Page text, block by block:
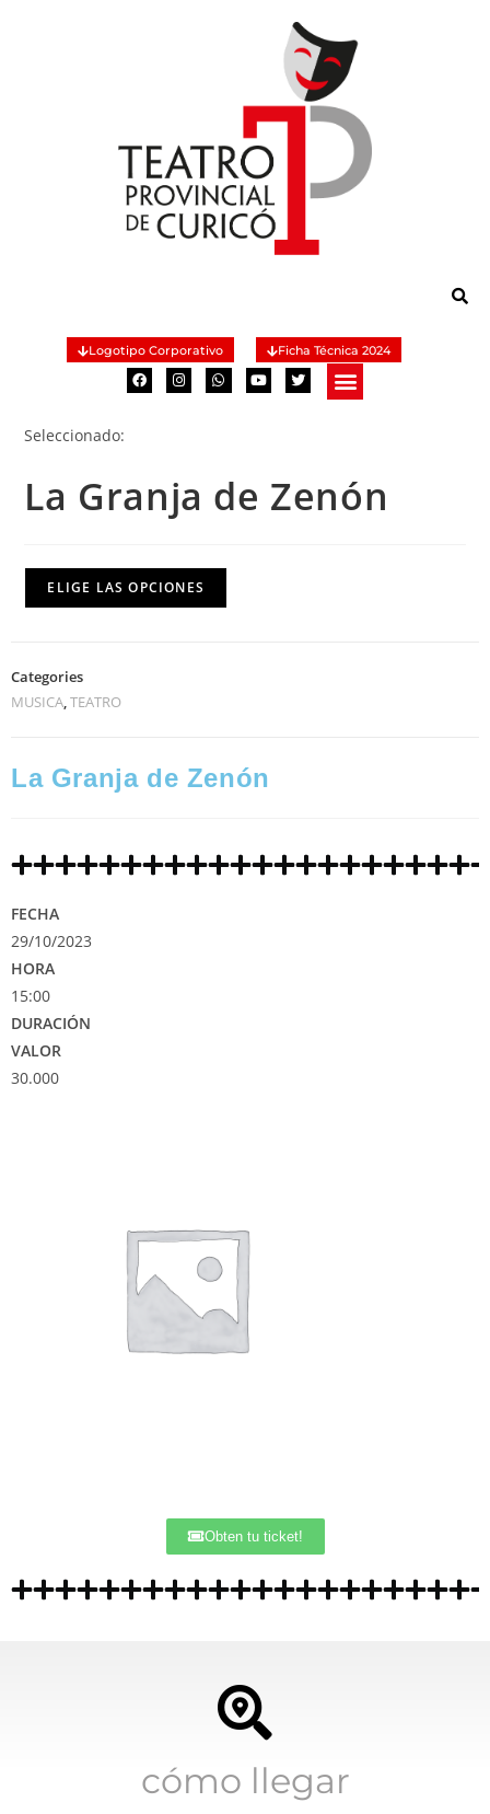
Logotipo Corporativo Ficha Técnica 2024
Seleccionado:
La Granja de Zenón
ELIGE LAS OPCIONES
Categories
MUSICA TEATRO
La Granja de Zenón
FECHA
29/10/2023
HORA
15:00
DURACIÓN
VALOR
30.000
Obten tu ticket!
cómo llegar